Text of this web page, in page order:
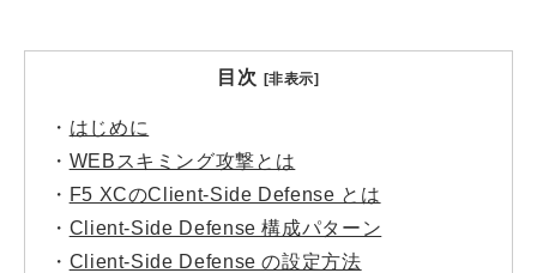
目次 [非表示]
・ はじめに
・ WEBスキミング攻撃とは
・ F5 XCのClient-Side Defense とは
・ Client-Side Defense 構成パターン
・ Client-Side Defense の設定方法